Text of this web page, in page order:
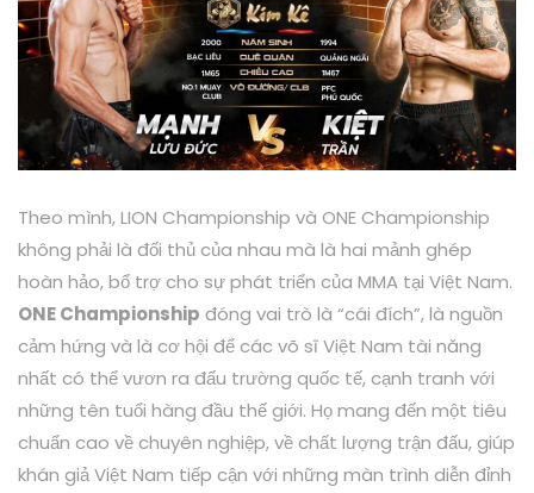
Theo mình, LION Championship và ONE Championship
không phải là đối thủ của nhau mà là hai mảnh ghép
hoàn hảo, bổ trợ cho sự phát triển của MMA tại Việt Nam.
ONE Championship đóng vai trò là “cái đích”, là nguồn
cảm hứng và là cơ hội để các võ sĩ Việt Nam tài năng
nhất có thể vươn ra đấu trường quốc tế, cạnh tranh với
những tên tuổi hàng đầu thế giới. Họ mang đến một tiêu
chuẩn cao về chuyên nghiệp, về chất lượng trận đấu, giúp
khán giả Việt Nam tiếp cận với những màn trình diễn đỉnh